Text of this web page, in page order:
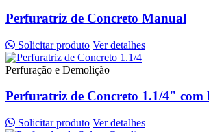
Perfuratriz de Concreto Manual
Solicitar produto Ver detalhes
Perfuração e Demolição
Perfuratriz de Concreto 1.1/4" com
Solicitar produto Ver detalhes